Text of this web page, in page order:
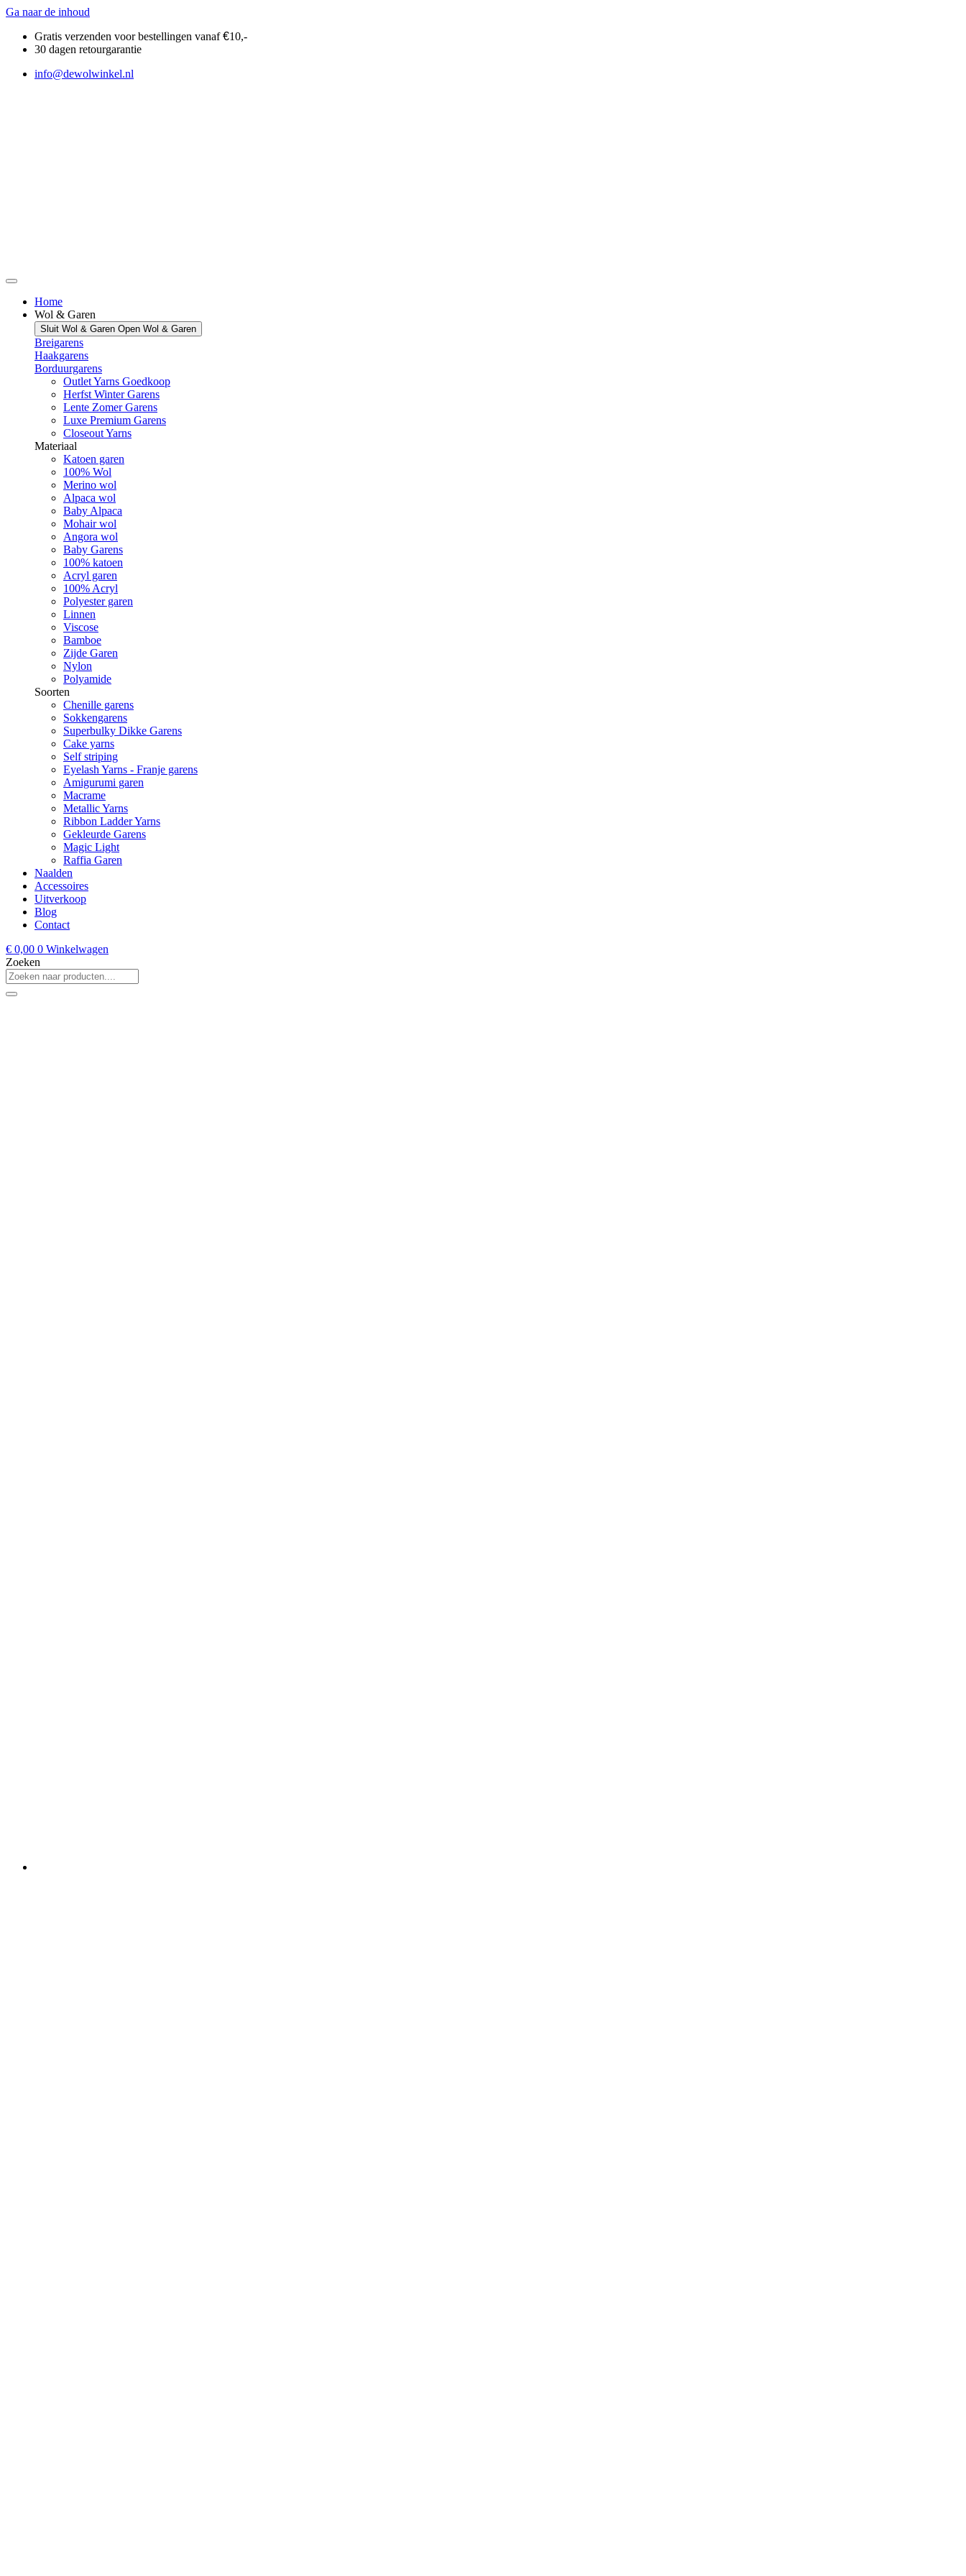
Ga naar de inhoud
Gratis verzenden voor bestellingen vanaf€10,-
30 dagen retourgarantie
info@dewolwinkel.nl
Home
Wol & Garen
Sluit Wol & Garen Open Wol & Garen
Breigarens
Haakgarens
Borduurgarens
Outlet Yarns Goedkoop
Herfst Winter Garens
Lente Zomer Garens
Luxe Premium Garens
Closeout Yarns
Materiaal
Katoen garen
100% Wol
Merino wol
Alpaca wol
Baby Alpaca
Mohair wol
Angora wol
Baby Garens
100% katoen
Acryl garen
100% Acryl
Polyester garen
Linnen
Viscose
Bamboe
Zijde Garen
Nylon
Polyamide
Soorten
Chenille garens
Sokkengarens
Superbulky Dikke Garens
Cake yarns
Self striping
Eyelash Yarns - Franje garens
Amigurumi garen
Macrame
Metallic Yarns
Ribbon Ladder Yarns
Gekleurde Garens
Magic Light
Raffia Garen
Naalden
Accessoires
Uitverkoop
Blog
Contact
€ 0,00 0 Winkelwagen
Zoeken